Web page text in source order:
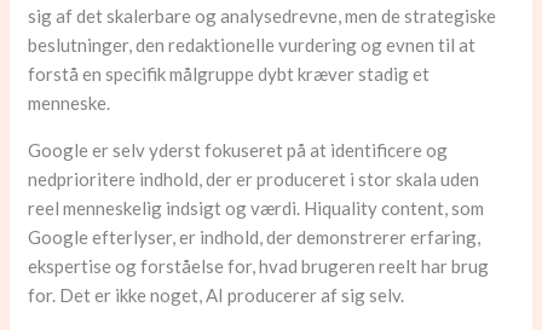
sig af det skalerbare og analysedrevne, men de strategiske
beslutninger, den redaktionelle vurdering og evnen til at
forstå en specifik målgruppe dybt kræver stadig et
menneske.
Google er selv yderst fokuseret på at identificere og
nedprioritere indhold, der er produceret i stor skala uden
reel menneskelig indsigt og værdi. Hiquality content, som
Google efterlyser, er indhold, der demonstrerer erfaring,
ekspertise og forståelse for, hvad brugeren reelt har brug
for. Det er ikke noget, AI producerer af sig selv.